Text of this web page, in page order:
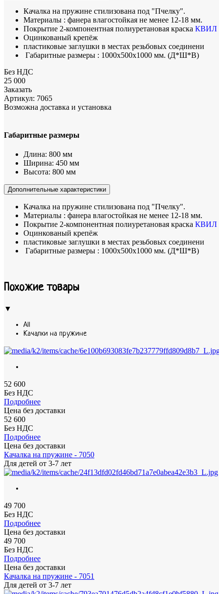
Качалка на пружине стилизована под "Пчелку".
Материалы : фанера влагостойкая не менее 12-18 мм.
Покрытие 2-компонентная полиуретановая краска КВИЛ
Оцинкованый крепёж
пластиковые заглушки в местах резьбовых соединени
Габаритные размеры : 1000х500х1000 мм. (Д*Ш*В)
Без НДС
25 000
Заказать
Артикул: 7065
Возможна доставка и установка
Габаритные размеры
Длина: 800 мм
Ширина: 450 мм
Высота: 800 мм
Дополнительные характеристики
Качалка на пружине стилизована под "Пчелку".
Материалы : фанера влагостойкая не менее 12-18 мм.
Покрытие 2-компонентная полиуретановая краска КВИЛ
Оцинкованый крепёж
пластиковые заглушки в местах резьбовых соединени
Габаритные размеры : 1000х500х1000 мм. (Д*Ш*В)
Похожие товары
▼
All
Качалки на пружине
52 600
Без НДС
Подробнее
Цена без доставки
52 600
Без НДС
Подробнее
Цена без доставки
Качалка на пружине - 7050
Для детей от 3-7 лет
49 700
Без НДС
Подробнее
Цена без доставки
49 700
Без НДС
Подробнее
Цена без доставки
Качалка на пружине - 7051
Для детей от 3-7 лет